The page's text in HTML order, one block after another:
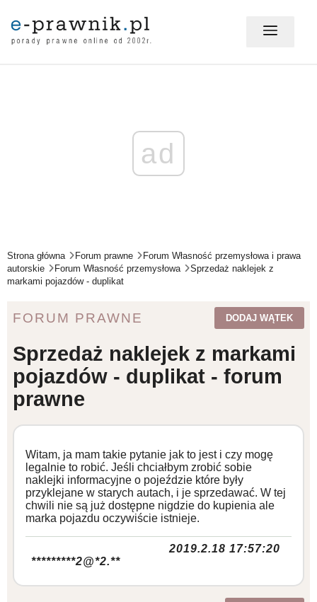
PORADY PRAWNE ONLINE
ZMIANY W PRAWIE
FORUM PRAWNE
ad
Strona główna Forum prawne
Forum Własność przemysłowa i prawa
autorskie
Forum Własność przemysłowa
Sprzedaż naklejek z
markami pojazdów - duplikat
FORUM PRAWNE DODAJ WĄTEK
Sprzedaż naklejek z markami
pojazdów - duplikat - forum
prawne
Witam, ja mam takie pytanie jak to jest i czy mogę
legalnie to robić. Jeśli chciałbym zrobić sobie
naklejki informacyjne o pojeździe które były
przyklejane w starych autach, i je sprzedawać. W tej
chwili nie są już dostępne nigdzie do kupienia ale
marka pojazdu oczywiście istnieje.
*********2@*2.**
2019.2.18 17:57:20